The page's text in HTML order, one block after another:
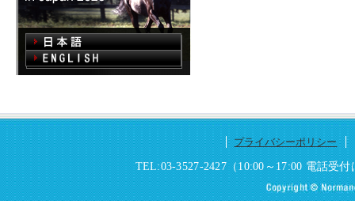
プライバシーポリシー
TEL:03-3527-2427（10:00～17:00 電話受